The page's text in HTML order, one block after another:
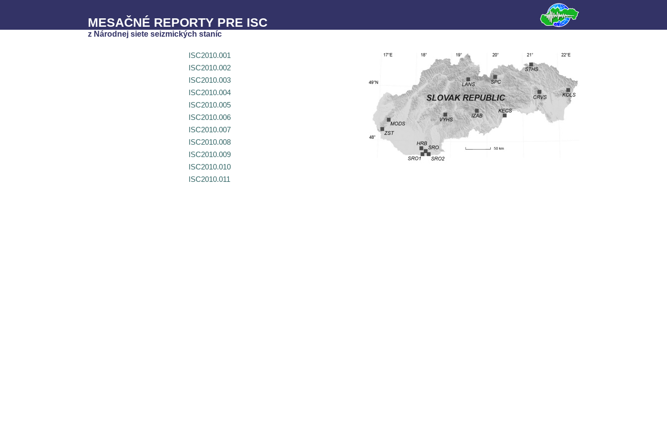
MESAČNÉ REPORTY PRE ISC
z Národnej siete seizmických staníc
ISC2010.001
ISC2010.002
ISC2010.003
ISC2010.004
ISC2010.005
ISC2010.006
ISC2010.007
ISC2010.008
ISC2010.009
ISC2010.010
ISC2010.011